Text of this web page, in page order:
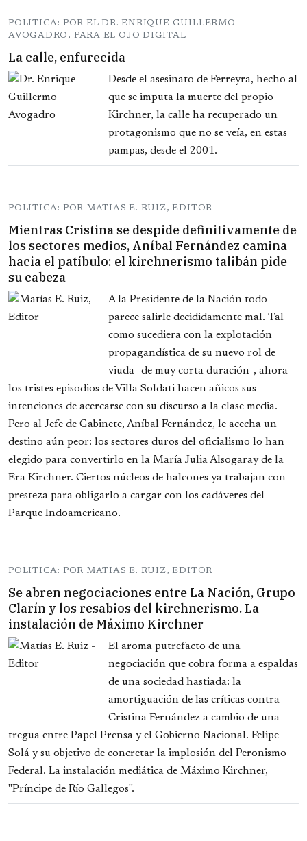
POLITICA: POR EL DR. ENRIQUE GUILLERMO
AVOGADRO, PARA EL OJO DIGITAL
La calle, enfurecida
Desde el asesinato de Ferreyra, hecho al
que se imputa la muerte del propio
Kirchner, la calle ha recuperado un
protagonismo que no se veía, en estas
pampas, desde el 2001.
POLITICA: POR MATIAS E. RUIZ, EDITOR
Mientras Cristina se despide definitivamente de
los sectores medios, Aníbal Fernández camina
hacia el patíbulo: el kirchnerismo talibán pide
su cabeza
A la Presidente de la Nación todo
parece salirle decididamente mal. Tal
como sucediera con la explotación
propagandística de su nuevo rol de
viuda -de muy corta duración-, ahora
los tristes episodios de Villa Soldati hacen añicos sus
intenciones de acercarse con su discurso a la clase media.
Pero al Jefe de Gabinete, Aníbal Fernández, le acecha un
destino aún peor: los sectores duros del oficialismo lo han
elegido para convertirlo en la María Julia Alsogaray de la
Era Kirchner. Ciertos núcleos de halcones ya trabajan con
presteza para obligarlo a cargar con los cadáveres del
Parque Indoamericano.
POLITICA: POR MATIAS E. RUIZ, EDITOR
Se abren negociaciones entre La Nación, Grupo
Clarín y los resabios del kirchnerismo. La
instalación de Máximo Kirchner
El aroma putrefacto de una
negociación que cobra forma a espaldas
de una sociedad hastiada: la
amortiguación de las críticas contra
Cristina Fernández a cambio de una
tregua entre Papel Prensa y el Gobierno Nacional. Felipe
Solá y su objetivo de concretar la implosión del Peronismo
Federal. La instalación mediática de Máximo Kirchner,
"Príncipe de Río Gallegos".